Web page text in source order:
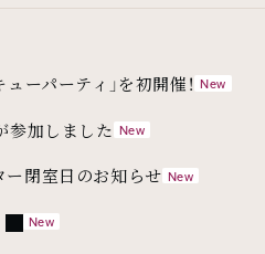
ーパーティ」を初開催！
参加しました
ー閉室日のお知らせ
外部リンク